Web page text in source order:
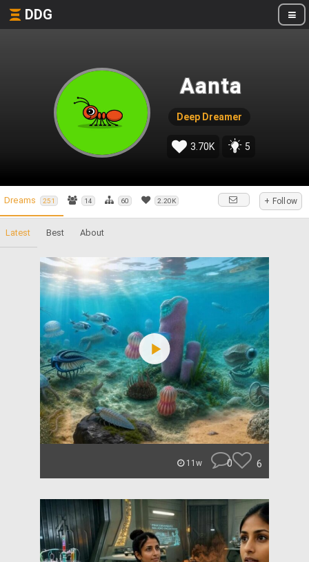
DDG
Aanta
Deep Dreamer
3.70K 5
Dreams 251 14 60 2.20K + Follow
Latest Best About
11w 0 6